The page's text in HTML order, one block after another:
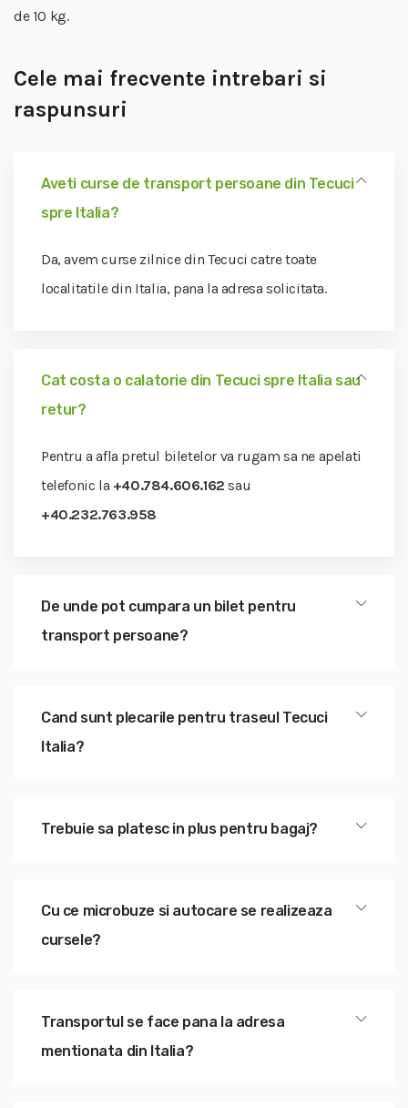
de 10 kg.
Cele mai frecvente intrebari si
raspunsuri
Aveti curse de transport persoane din Tecuci
spre Italia?
Da, avem curse zilnice din Tecuci catre toate
localitatile din Italia, pana la adresa solicitata.
Cat costa o calatorie din Tecuci spre Italia sau
retur?
Pentru a afla pretul biletelor va rugam sa ne apelati
telefonic la +40.784.606.162 sau
+40.232.763.958
De unde pot cumpara un bilet pentru
transport persoane?
Cand sunt plecarile pentru traseul Tecuci
Italia?
Trebuie sa platesc in plus pentru bagaj?
Cu ce microbuze si autocare se realizeaza
cursele?
Transportul se face pana la adresa
mentionata din Italia?